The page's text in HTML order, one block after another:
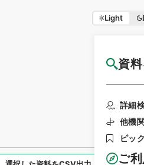
Light
資
詳細
他機
ピッ
ご